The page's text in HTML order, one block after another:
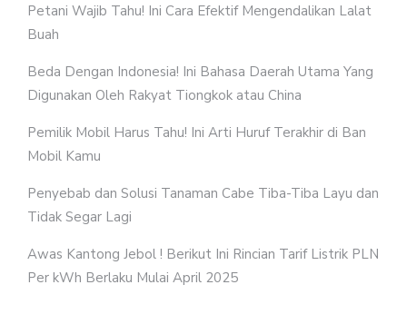
Petani Wajib Tahu! Ini Cara Efektif Mengendalikan Lalat
Buah
Beda Dengan Indonesia! Ini Bahasa Daerah Utama Yang
Digunakan Oleh Rakyat Tiongkok atau China
Pemilik Mobil Harus Tahu! Ini Arti Huruf Terakhir di Ban
Mobil Kamu
Penyebab dan Solusi Tanaman Cabe Tiba-Tiba Layu dan
Tidak Segar Lagi
Awas Kantong Jebol ! Berikut Ini Rincian Tarif Listrik PLN
Per kWh Berlaku Mulai April 2025